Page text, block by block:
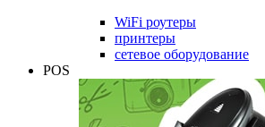
WiFi роутеры
принтеры
сетевое оборудование
POS